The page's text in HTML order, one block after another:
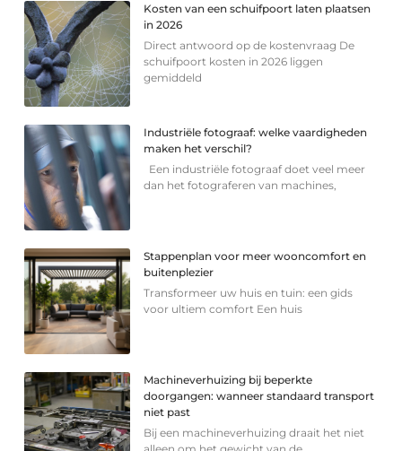
Kosten van een schuifpoort laten plaatsen
in 2026
Direct antwoord op de kostenvraag De
schuifpoort kosten in 2026 liggen
gemiddeld
Industriële fotograaf: welke vaardigheden
maken het verschil?
Een industriële fotograaf doet veel meer
dan het fotograferen van machines,
Stappenplan voor meer wooncomfort en
buitenplezier
Transformeer uw huis en tuin: een gids
voor ultiem comfort Een huis
Machineverhuizing bij beperkte
doorgangen: wanneer standaard transport
niet past
Bij een machineverhuizing draait het niet